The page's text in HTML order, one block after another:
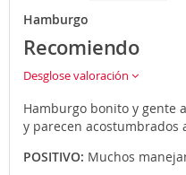
Hamburgo
Recomiendo
Desglose valoración
Hamburgo bonito y gente
y parecen acostumbrados
POSITIVO: Muchos